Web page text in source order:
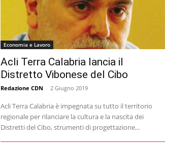
Economia e Lavoro
Acli Terra Calabria lancia il
Distretto Vibonese del Cibo
Redazione CDN - 2 Giugno 2019
Acli Terra Calabria è impegnata su tutto il territorio
regionale per rilanciare la cultura e la nascita dei
Distretti del Cibo, strumenti di progettazione...